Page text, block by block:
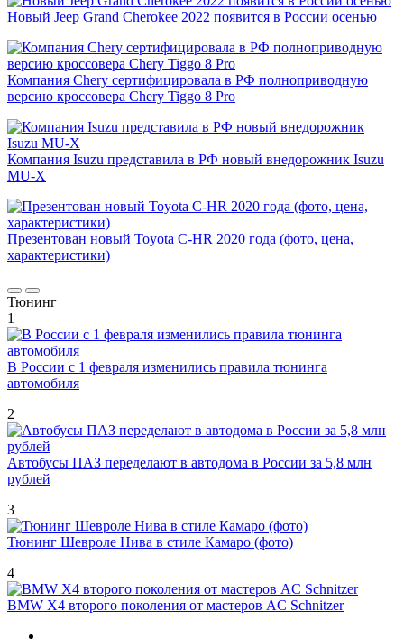
Новый Jeep Grand Cherokee 2022 появится в России осенью
Компания Chery сертифицировала в РФ полноприводную
версию кроссовера Chery Tiggo 8 Pro
Компания Isuzu представила в РФ новый внедорожник Isuzu
MU-X
Презентован новый Toyota C-HR 2020 года (фото, цена,
характеристики)
Тюнинг
1
В России с 1 февраля изменились правила тюнинга
автомобиля
2
Автобусы ПАЗ переделают в автодома в России за 5,8 млн
рублей
3
Тюнинг Шевроле Нива в стиле Камаро (фото)
4
BMW X4 второго поколения от мастеров AC Schnitzer